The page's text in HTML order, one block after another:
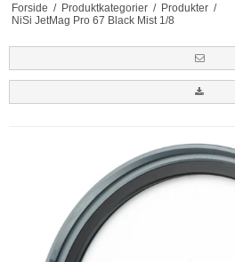
Forside / Produktkategorier / Produkter /
NiSi JetMag Pro 67 Black Mist 1/8